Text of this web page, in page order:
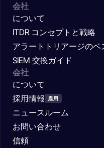
会社
について
ITDR コンセプトと戦略
アラートトリアージのベ
SIEM 交換ガイド
会社
について
採用情報
雇用
ニュースルーム
お問い合わせ
信頼